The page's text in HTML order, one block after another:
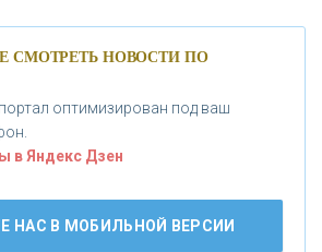
СМОТРЕТЬ НОВОСТИ ПО
оптимизирован под ваш
в Яндекс Дзен
НАС В МОБИЛЬНОЙ ВЕРСИИ